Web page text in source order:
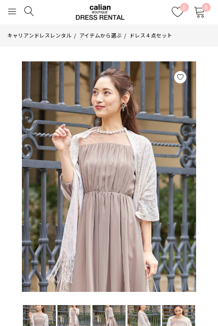
0 0
キャリアンドレスレンタル アイテムから選ぶ ドレス４点セット